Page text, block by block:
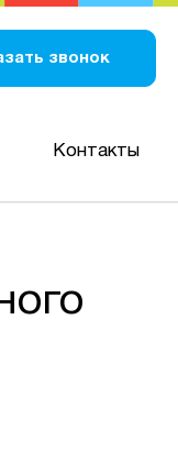
звонок
Контакты